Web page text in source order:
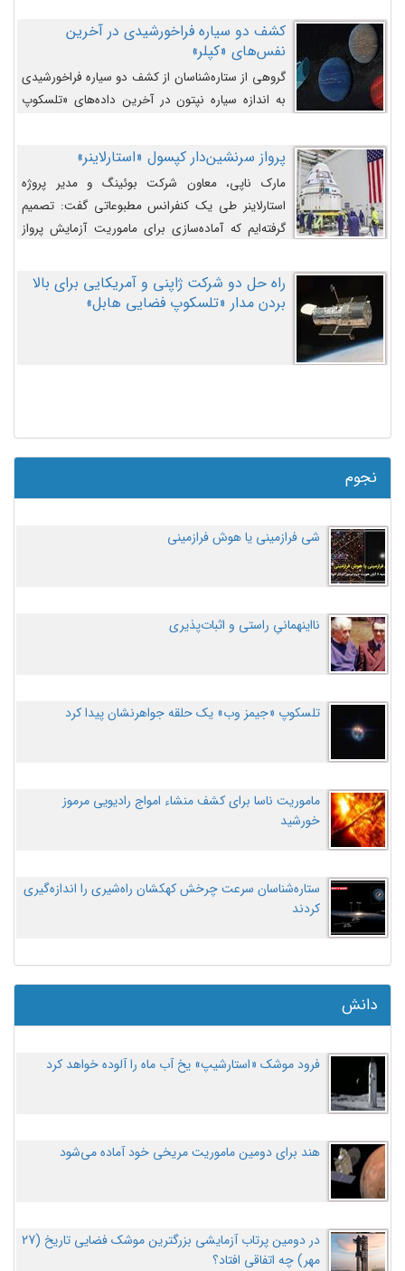
کشف دو سیاره فراخورشیدی در آخرین
نفس‌های «کپلر»
گروهی از ستاره‌شناسان از کشف دو سیاره فراخورشیدی
به اندازه سیاره نپتون در آخرین داده‌های «تلسکوپ
پرواز سرنشین‌دار کپسول «استارلاینر»
مارک ناپی، معاون شرکت بوئینگ و مدیر پروژه
استارلاینر طی یک کنفرانس مطبوعاتی گفت: تصمیم
گرفته‌ایم که آماده‌سازی برای ماموریت آزمایش پرواز
اصلاح کنیم.
راه حل دو شرکت ژاپنی و آمریکایی برای بالا
بردن مدار «تلسکوپ فضایی هابل»
نجوم
شی فرازمینی یا هوش فرازمینی
نااینهمانیِ راستی و اثبات‌پذیری
تلسکوپ «جیمز وب» یک حلقه جواهرنشان پیدا کرد
ماموریت ناسا برای کشف منشاء امواج رادیویی مرموز
خورشید
ستاره‌شناسان سرعت چرخش کهکشان راه‌شیری را اندازه‌گیری
کردند
دانش
فرود موشک «استارشیپ» یخ آب ماه را آلوده خواهد کرد
هند برای دومین ماموریت مریخی خود آماده می‌شود
در دومین پرتاب آزمایشی بزرگترین موشک فضایی تاریخ (27
مهر‌) چه اتفاقی افتاد؟